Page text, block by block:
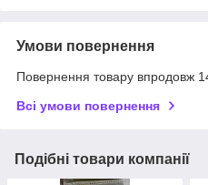
Умови повернення
Повернення товару впродовж
Всі умови повернення
Подібні товари компанії